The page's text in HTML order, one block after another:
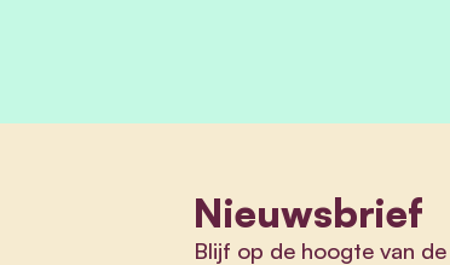
Nieuwsbrief
Blijf op de hoogte van